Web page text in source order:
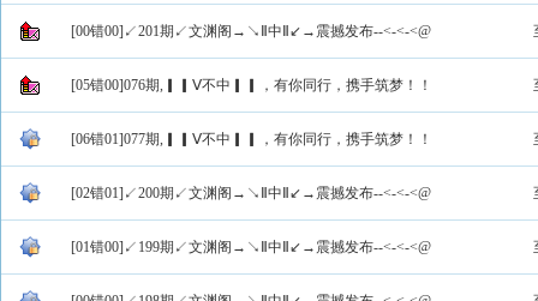
[00错00]↙201期↙文渊阁→↘Ⅱ中Ⅱ↙→震撼发布--<-<-<@
[05错00]076期,▎▎Ⅴ不中▎▎，有你同行，携手筑梦！！
[06错01]077期,▎▎Ⅴ不中▎▎，有你同行，携手筑梦！！
[02错01]↙200期↙文渊阁→↘Ⅱ中Ⅱ↙→震撼发布--<-<-<@
[01错00]↙199期↙文渊阁→↘Ⅱ中Ⅱ↙→震撼发布--<-<-<@